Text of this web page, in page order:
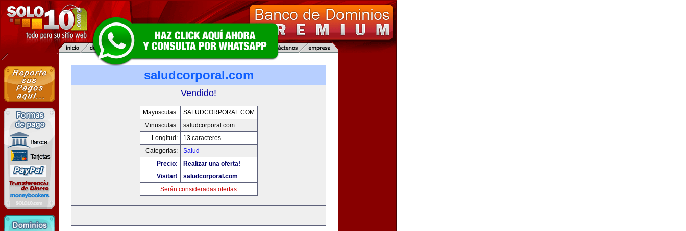
saludcorporal.com
Vendido!
Mayusculas:
SALUDCORPORAL.COM
Minusculas:
saludcorporal.com
Longitud:
13 caracteres
Categorias:
Salud
Precio:
Realizar una oferta!
Visitar!
saludcorporal.com
Serán consideradas ofertas